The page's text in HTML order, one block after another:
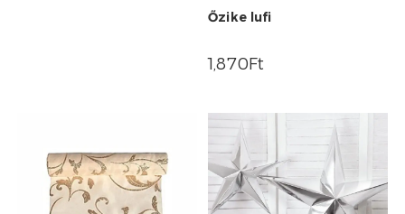
Őzike lufi
1,870Ft